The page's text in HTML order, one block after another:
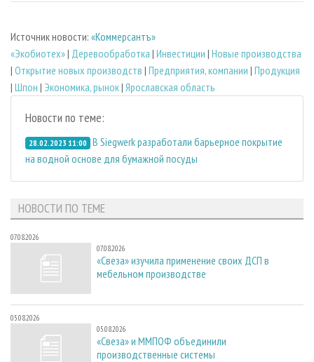
Источник новости: «Коммерсантъ»
«Экобиотех»| Деревообработка | Инвестиции | Новые производства
| Открытие новых производств | Предприятия, компании | Продукция
| Шпон | Экономика, рынок| Ярославская область
Новости по теме:
28.02.2023 11:00 В Siegwerk разработали барьерное покрытие
на водной основе для бумажной посуды
НОВОСТИ ПО ТЕМЕ
07.08.2026
07.08.2026
«Свеза» изучила применение своих ДСП в
мебельном производстве
05.08.2026
05.08.2026
«Свеза» и ММПОФ объединили
производственные системы